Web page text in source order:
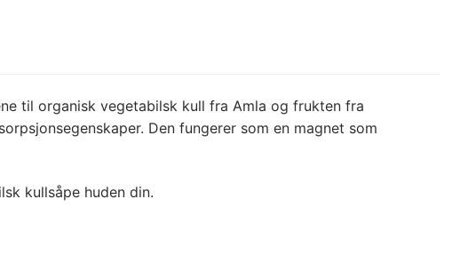
til organisk vegetabilsk kull fra Amla og frukten fra
Den fungerer som en magnet som
kullsåpe huden din.